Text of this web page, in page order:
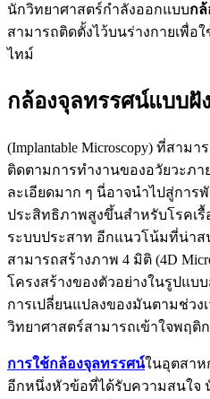
นักวิทยาศาสตร์กำลังออกแบบก
สามารถติดตั้งไว้บนร่างกายเพื่อ
ไทม์
กล้องจุลทรรศน์แบบฝั
(Implantable Microscopy) ที่สาม
ติดตามการทำงานของอวัยวะภ
ละเอียดมาก ๆ นี่อาจนำไปสู่กา
ประสิทธิภาพสูงขึ้นสำหรับโรคเรื้
ระบบประสาท อีกแนวโน้มที่น่า
สามารถสร้างภาพ 4 มิติ (4D
โครงสร้างของตัวอย่างในรูปแบ
การเปลี่ยนแปลงของมันตามช่วง
วิทยาศาสตร์สามารถเข้าใจพฤติ
การใช้กล้องจุลทรรศน์ในอุตสาห
อีกหนึ่งหัวข้อที่ได้รับความสนใจ